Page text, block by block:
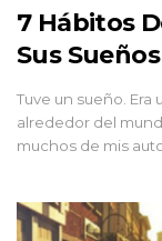
7 Hábitos
Sus Sueños
Tuve un sueño.
alrededor del
muchos de mis